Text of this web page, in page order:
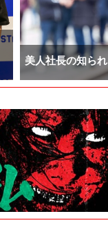
美人社長の知ら